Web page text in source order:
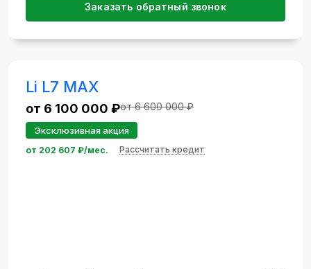
Заказать обратный звонок
Li L7 MAX
от 6 100 000 ₽от 6 600 000 ₽
Эксклюзивная акция
от 202 607 ₽/мес. Рассчитать кредит